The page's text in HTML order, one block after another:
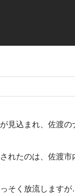
込まれ、佐渡の
れたのは、佐渡
そく放流します